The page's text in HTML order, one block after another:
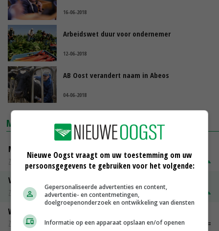
16-06-2018
Arbeidswet duur voor ondernemer
12-06-2018
AB Oost verandert naam in Abeos
04-06-2018
MARKTPRIJZEN
Magere melkpoeder
Zuivel weekprijzen
€ 269,00 € 7,00
Volle melkpoeder
Zuivel weekprijzen
€ 345,00
Weipoeder
Zuivel weekprijzen
€ 134,00 € 0,00
Nieuwe Oogst vraagt om uw toestemming om uw
persoonsgegevens te gebruiken voor het volgende:
Gepersonaliseerde advertenties en content,
advertentie- en contentmetingen,
doelgroepenonderzoek en ontwikkeling van diensten
Informatie op een apparaat opslaan en/of openen